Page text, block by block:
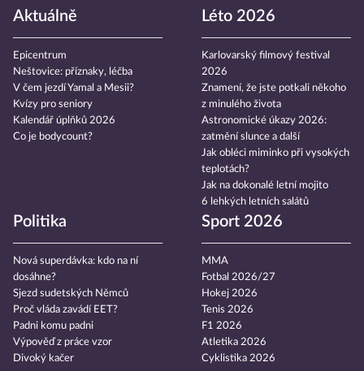
Aktuálně
Epicentrum
Neštovice: příznaky, léčba
V čem jezdí Yamal a Mesii?
Kvízy pro seniory
Kalendář úplňků 2026
Co je bodycount?
Léto 2026
Karlovarský filmový festival
2026
Znamení, že jste potkali někoho
z minulého života
Astronomické úkazy 2026:
zatmění slunce a další
Jak obléci miminko při vysokých
teplotách?
Jak na dokonalé letní mojito
6 lehkých letních salátů
Politika
Nová superdávka: kdo na ní
dosáhne?
Sjezd sudetských Němců
Proč vláda zavádí EET?
Padni komu padni
Výpověď z práce vzor
Divoký kačer
Sport 2026
MMA
Fotbal 2026/27
Hokej 2026
Tenis 2026
F1 2026
Atletika 2026
Cyklistika 2026